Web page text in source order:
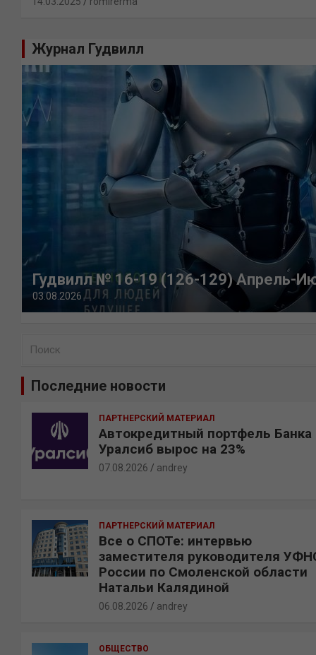
Журнал Гудвилл
Гудвилл № 16-19 (126-129) Апрель-
03.08.2026
Последние новости
ПАРТНЕРСКИЙ МАТЕРИАЛ
Автокредитный портфель Банка
Уралсиб вырос на 23%
07.08.2026 andrey
ПАРТНЕРСКИЙ МАТЕРИАЛ
Все о СПОТе: интервью
заместителя руководителя
России по Смоленской области
Натальи Калядиной
06.08.2026 andrey
ОБЩЕСТВО